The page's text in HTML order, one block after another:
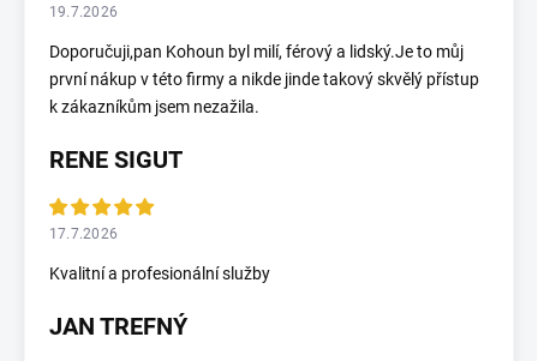
19.7.2026
Doporučuji,pan Kohoun byl milí, férový a lidský.Je to můj
první nákup v této firmy a nikde jinde takový skvělý přístup
k zákazníkům jsem nezažila.
RENE SIGUT
17.7.2026
Kvalitní a profesionální služby
JAN TREFNÝ